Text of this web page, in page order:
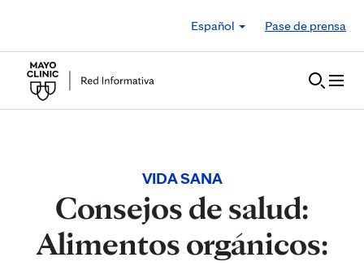
Español
Pase de prensa
VIDA SANA
Consejos de salud:
Alimentos orgánicos: